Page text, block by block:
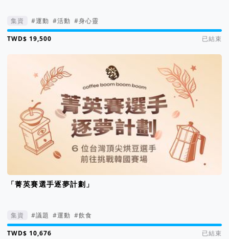
集資 #運動 #活動 #身心靈
集資進度 195%
已結束
「菁英賽選手逐夢計劃」
集資 #議題 #運動 #飲食
集資進度 107%
已結束